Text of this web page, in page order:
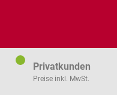
Privatkunden
Preise inkl. MwSt.